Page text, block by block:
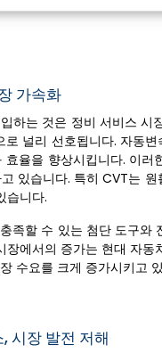
가속화
는 것은 정비 서비스 시
널리 선호됩니다. 자동
율을 향상시킵니다. 이
있습니다. 특히 CVT는
습니다.
족할 수 있는 첨단 도구
에서의 증가는 현대 자
수요를 크게 증가시키고
시장 발전 저해